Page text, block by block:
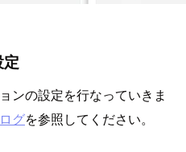
ンの設定を行なっていきま
グを参照してください。